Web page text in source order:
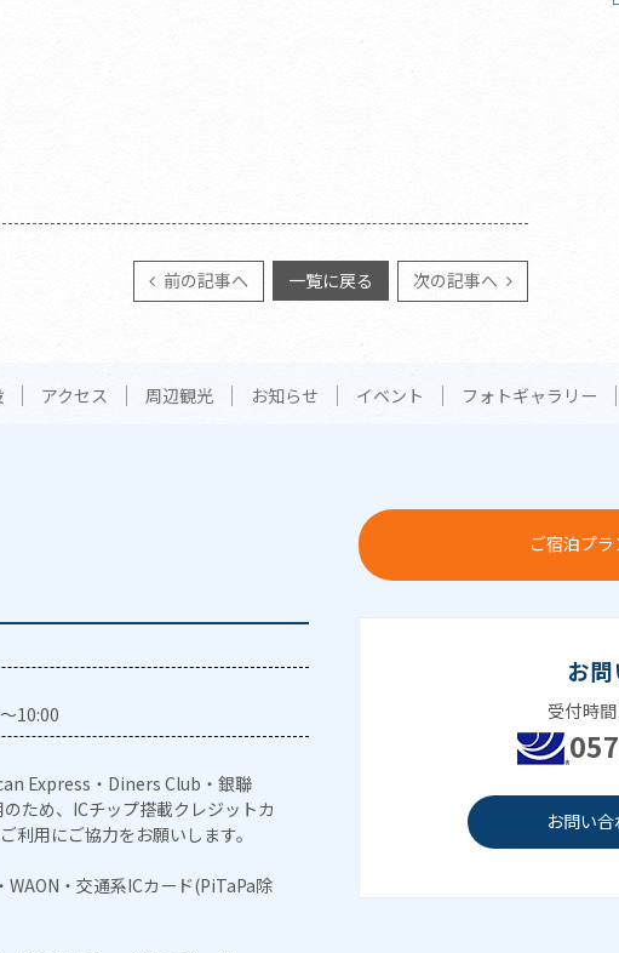
前の記事へ 一覧に戻る 次の記事へ
アクセス 周辺観光 お知らせ イベント フォトギャラリー
10:00
Express・Diners Club・銀聯
ため、ICチップ搭載クレジットカ
利用にご協力をお願いします。
・交通系ICカード(PiTaPa除
ご宿泊プ
お
受付時
お問い